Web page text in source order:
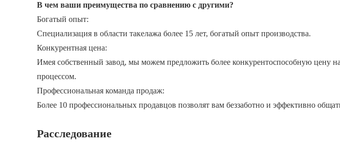
В чем ваши преимущества по сравнению с другими?
Богатый опыт:
Специализация в области такелажа более 15 лет, богатый опыт производства.
Конкурентная цена:
Имея собственный завод, мы можем предложить более конкурентоспособную цену
процессом.
Профессиональная команда продаж:
Более 10 профессиональных продавцов позволят вам беззаботно и эффективно
Расследование